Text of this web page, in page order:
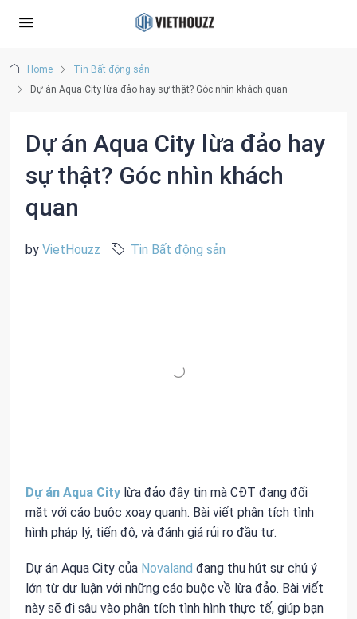
Home
Tin Bất động sản
Dự án Aqua City lừa đảo hay sự thật? Góc nhìn khách quan
Dự án Aqua City lừa đảo hay
sự thật? Góc nhìn khách
quan
by VietHouzz Tin Bất động sản
Dự án Aqua City lừa đảo đây tin mà CĐT đang đối
mặt với cáo buộc xoay quanh. Bài viết phân tích tình
hình pháp lý, tiến độ, và đánh giá rủi ro đầu tư.
Dự án Aqua City của Novaland đang thu hút sự chú ý
lớn từ dư luận với những cáo buộc về lừa đảo. Bài viết
này sẽ đi sâu vào phân tích tình hình thực tế, giúp bạn